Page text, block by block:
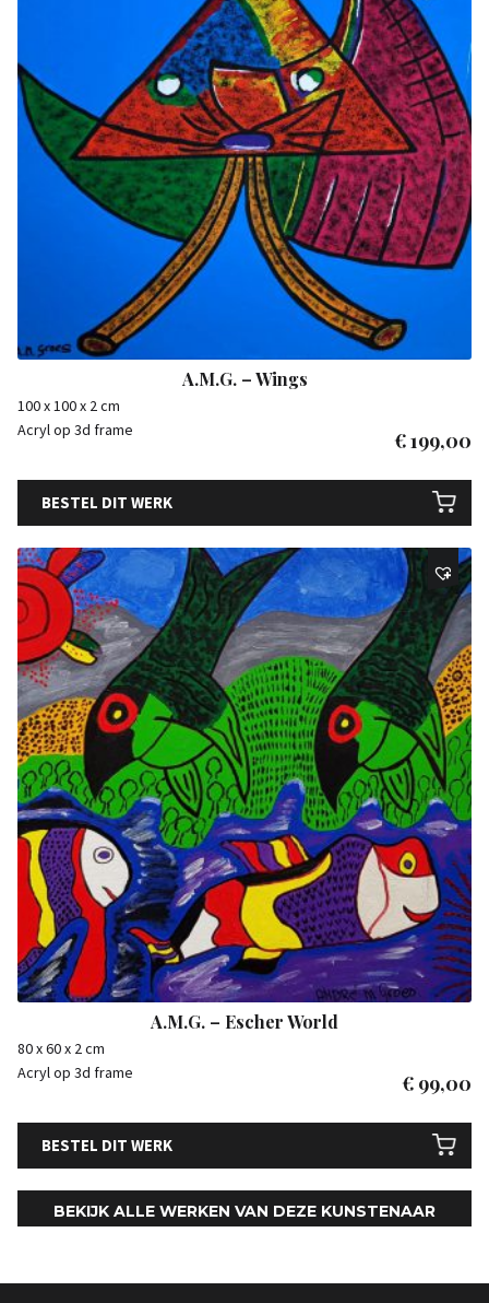
A.M.G. – Wings
100 x 100 x 2 cm
Acryl op 3d frame
€199,00
BESTEL DIT WERK
A.M.G. – Escher World
80 x 60 x 2 cm
Acryl op 3d frame
€ 99,00
BESTEL DIT WERK
BEKIJK ALLE WERKEN VAN DEZE KUNSTENAAR